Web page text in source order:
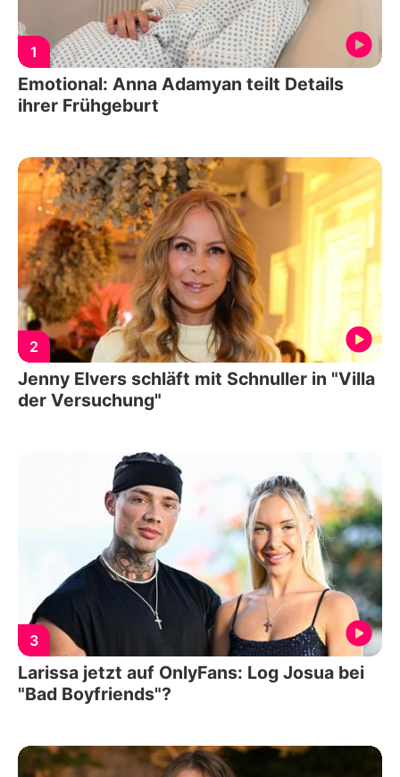
1
Emotional: Anna Adamyan teilt Details
ihrer Frühgeburt
2
Jenny Elvers schläft mit Schnuller in "Villa
der Versuchung"
3
Larissa jetzt auf OnlyFans: Log Josua bei
"Bad Boyfriends"?